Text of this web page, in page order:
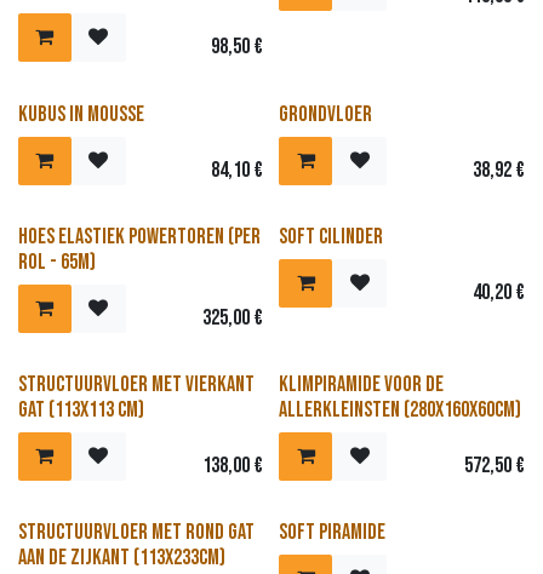
98,50€
Kubus in mousse
84,10€
Grondvloer
38,92€
Hoes elastiek powertoren (per
rol - 65m)
325,00€
Soft Cilinder
40,20€
Structuurvloer met vierkant
gat (113x113 cm)
138,00€
Klimpiramide voor de
allerkleinsten (280x160x60cm)
572,50€
Structuurvloer met rond gat
aan de zijkant (113x233cm)
Soft piramide